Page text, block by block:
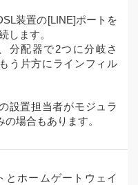
装置の[LINE]ポートを
します。
分配器で2つに分岐さ
う片方にラインフィル
設置担当者がモジュラ
場合もあります。
とホームゲートウェイ